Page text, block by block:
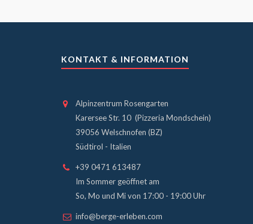
KONTAKT & INFORMATION
Alpinzentrum Rosengarten
Karersee Str. 10 (Pizzeria Mondschein)
39056 Welschnofen (BZ)
Südtirol - Italien
+39 0471 613487
Im Sommer geöffnet am
So, Mo und Mi von 17:00 - 19:00 Uhr
info@berge-erleben.com